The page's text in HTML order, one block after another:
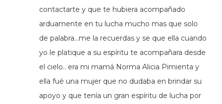
contactarte y que te hubiera acompañado
arduamente en tu lucha mucho mas que solo
de palabra…me la recuerdas y se que ella cuando
yo le platique a su espíritu te acompañara desde
el cielo.. era mi mamá Norma Alicia Pimienta y
ella fué una mujer que no dudaba en brindar su
apoyo y que tenía un gran espíritu de lucha por